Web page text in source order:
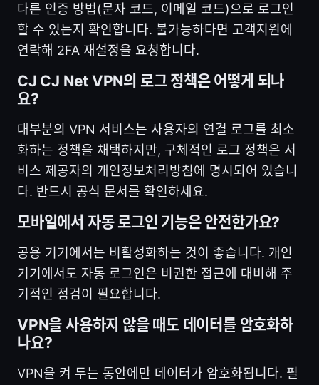
다른 인증 방법(문자 코드, 이메일 코드)으로 로그인
할 수 있는지 확인합니다. 불가능하다면 고객지원에
연락해 2FA 재설정을 요청합니다.
CJ CJ Net VPN의 로그 정책은 어떻게 되나
요?
대부분의 VPN 서비스는 사용자의 연결 로그를 최소
화하는 정책을 채택하지만, 구체적인 로그 정책은 서
비스 제공자의 개인정보처리방침에 명시되어 있습니
다. 반드시 공식 문서를 확인하세요.
모바일에서 자동 로그인 기능은 안전한가요?
공용 기기에서는 비활성화하는 것이 좋습니다. 개인
기기에서도 자동 로그인은 비권한 접근에 대비해 주
기적인 점검이 필요합니다.
VPN을 사용하지 않을 때도 데이터를 암호화하
나요?
VPN을 켜 두는 동안에만 데이터가 암호화됩니다. 필